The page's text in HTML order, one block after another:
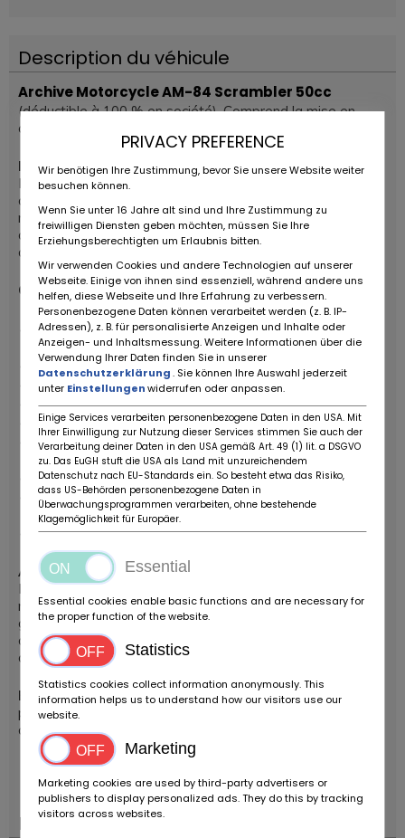
Description du véhicule
Archive Motorcycle AM-84 Scrambler 50cc
(déductible à 100 % en société). Comprend la mise en
circulation et la préparation des documents DIV.
Informations sur le modèle :
La Scrambler 50cc AM-84
design rétro à une technologie moderne conforme à la
norme Euro 5. Idéale pour les jeunes conducteurs à partir
de 16 ans, elle se prête aussi bien à l’usage urbain
quotidien qu’à des escapades tout-terrain légères.
Caractéristiques principales :
Moteur :monocylindre 4 temps refroidi par air, 49cc,
injection Motion EFI
Puissance :1,8 kW
Boîte de vitesses :5 rapports
Vitesse maximale :45 km/h (bridée électroniquement)
Réservoir : 12 litres
Suspension :hydraulique avant (37 mm) / double
amortisseur hélicoïdal arrière (300 mm)
Freins :à disque avant et arrière
Dimensions :L 2050 x l 750 x H 1040 mm –
de selle :800 mm –Poids :
123 kg
Pneus :Avant 110/90/10 – Arrière 130/80/17
À propos d’Archive Motorcycle :
Fondée en 2017, cette marque française propose des
motos au look vintage avec des composants de dernière
génération à des prix très attractifs. Chaque moto est
assemblée et testée en France par des techniciens
qualifiés.
En bref :un scrambler 50cc au look irrésistible, facile à
prendre en main et taillé pour le plaisir de conduite au
quotidien.
Localisation
PRIVACY PREFERENCE
Wir benötigen Ihre Zustimmung, bevor Sie unsere Website weiter
besuchen können.
Wenn Sie unter 16 Jahre alt sind und Ihre Zustimmung zu
freiwilligen Diensten geben möchten, müssen Sie Ihre
Erziehungsberechtigten um Erlaubnis bitten.
Wir verwenden Cookies und andere Technologien auf unserer
Webseite. Einige von ihnen sind essenziell, während andere uns
helfen, diese Webseite und Ihre Erfahrung zu verbessern.
Personenbezogene Daten können verarbeitet werden (z. B. IP-
Adressen), z. B. für personalisierte Anzeigen und Inhalte oder
Anzeigen- und Inhaltsmessung. Weitere Informationen über die
Verwendung Ihrer Daten finden Sie in unserer
Datenschutzerklärung. Sie können Ihre Auswahl jederzeit
unter Einstellungenwiderrufen oder anpassen.
Einige Services verarbeiten personenbezogene Daten in den USA. Mit
Ihrer Einwilligung zur Nutzung dieser Services stimmen Sie auch der
Verarbeitung deiner Daten in den USA gemäß Art. 49 (1) lit. a DSGVO
zu. Das EuGH stuft die USA als Land mit unzureichendem
Datenschutz nach EU-Standards ein. So besteht etwa das Risiko,
dass US-Behörden personenbezogene Daten in
Überwachungsprogrammen verarbeiten, ohne bestehende
Klagemöglichkeit für Europäer.
Essential
Essential cookies enable basic functions and are necessary for
the proper function of the website.
Statistics
Statistics cookies collect information anonymously. This
information helps us to understand how our visitors use our
website.
Marketing
Marketing cookies are used by third-party advertisers or
publishers to display personalized ads. They do this by tracking
visitors across websites.